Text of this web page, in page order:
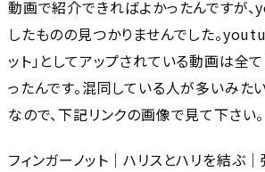
動画で紹介できればよかったんですが
したものの見つかりませんでした。
ット」としてアップされている動画は全
ったんです。混同している人が多いみたい
なので、下記リンクの画像で見て下さい。
フィンガーノット｜ハリスとハリを結ぶ｜